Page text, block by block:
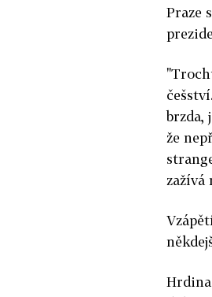
Praze
brzda,
že